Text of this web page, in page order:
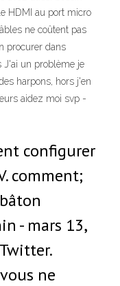
HDMI au port micro
ne coûtent pas
procurer dans
J'ai un problème je
harpons, hors j'en
aidez moi svp -
configurer
comment;
- mars 13,
ne